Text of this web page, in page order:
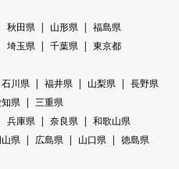
秋田県 山形県
福島県
埼玉県 千葉県
東京都
石川県 福井県 山梨県
長野県
県
三重県
兵庫県 奈良県
和歌山県
県 広島県 山口県
徳島県